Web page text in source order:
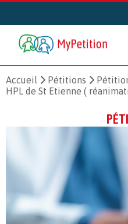
Accueil Pétitions
HPL de St Etienne (